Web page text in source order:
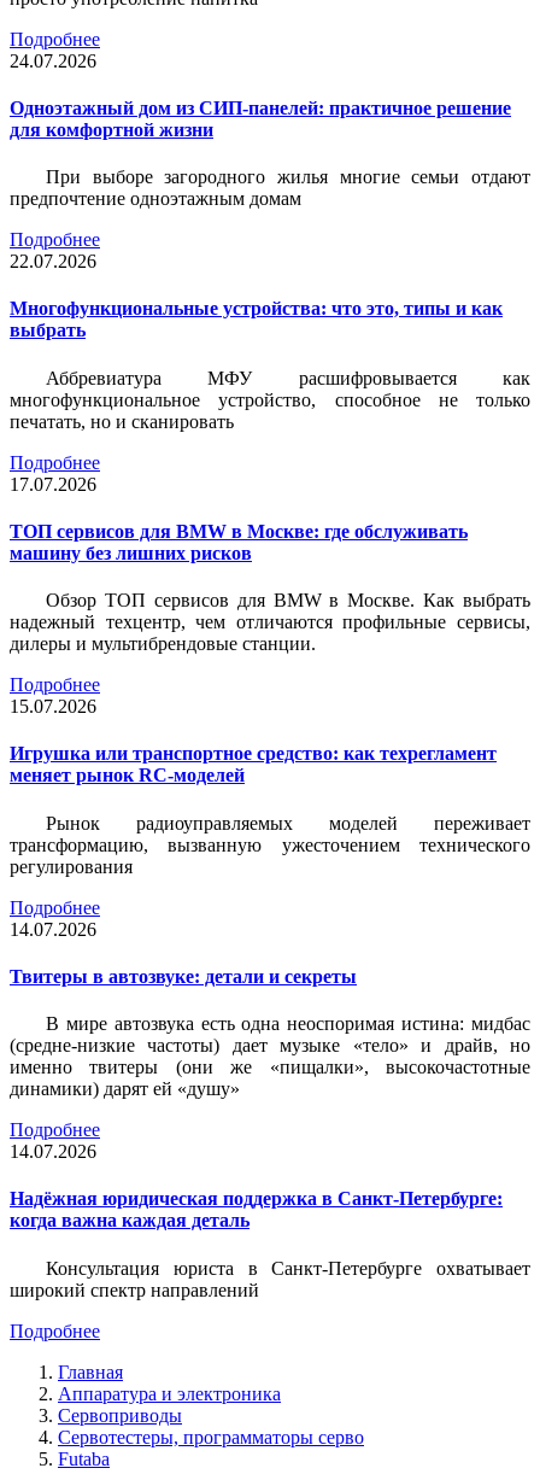
Подробнее
24.07.2026
Одноэтажный дом из СИП-панелей: практичное решение
для комфортной жизни
При выборе загородного жилья многие семьи отдают
предпочтение одноэтажным домам
Подробнее
22.07.2026
Многофункциональные устройства: что это, типы и как
выбрать
Аббревиатура МФУ расшифровывается как
многофункциональное устройство, способное не только
печатать, но и сканировать
Подробнее
17.07.2026
ТОП сервисов для BMW в Москве: где обслуживать
машину без лишних рисков
Обзор ТОП сервисов для BMW в Москве. Как выбрать
надежный техцентр, чем отличаются профильные сервисы,
дилеры и мультибрендовые станции.
Подробнее
15.07.2026
Игрушка или транспортное средство: как техрегламент
меняет рынок RC-моделей
Рынок радиоуправляемых моделей переживает
трансформацию, вызванную ужесточением технического
регулирования
Подробнее
14.07.2026
Твитеры в автозвуке: детали и секреты
В мире автозвука есть одна неоспоримая истина: мидбас
(средне-низкие частоты) дает музыке «тело» и драйв, но
именно твитеры (они же «пищалки», высокочастотные
динамики) дарят ей «душу»
Подробнее
14.07.2026
Надёжная юридическая поддержка в Санкт-Петербурге:
когда важна каждая деталь
Консультация юриста в Санкт-Петербурге охватывает
широкий спектр направлений
Подробнее
Главная
Аппаратура и электроника
Сервоприводы
Сервотестеры, программаторы серво
Futaba